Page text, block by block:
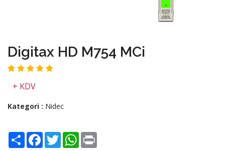
Digitax HD M754 MCi
+ KDV
Kategori : Nidec
Share Facebook
TwitterWhatsApp